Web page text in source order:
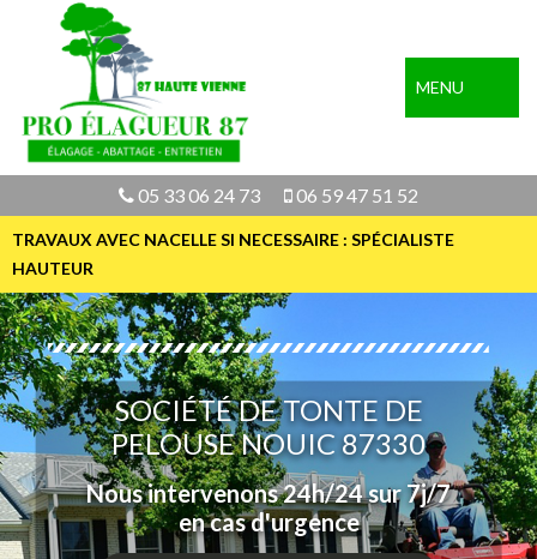
MENU
05 33 06 24 73 06 59 47 51 52
TRAVAUX AVEC NACELLE SI NECESSAIRE : SPÉCIALISTE
HAUTEUR
SOCIÉTÉ DE TONTE DE
PELOUSE NOUIC 87330
Nous intervenons 24h/24 sur 7j/7
en cas d'urgence